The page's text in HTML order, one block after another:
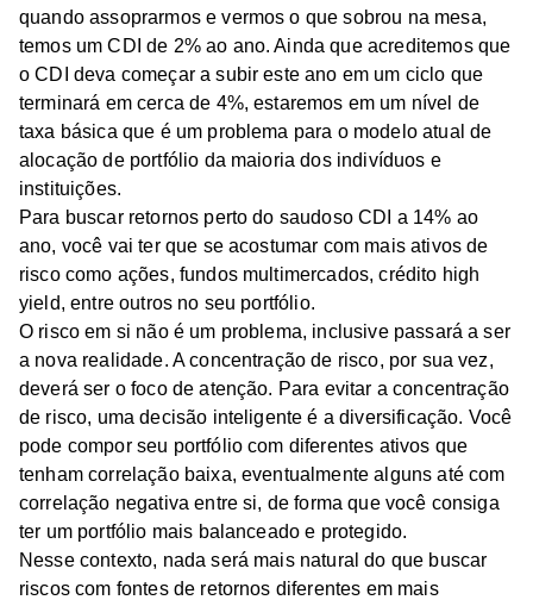
quando assoprarmos e vermos o que sobrou na mesa,
temos um CDI de 2% ao ano. Ainda que acreditemos que
o CDI deva começar a subir este ano em um ciclo que
terminará em cerca de 4%, estaremos em um nível de
taxa básica que é um problema para o modelo atual de
alocação de portfólio da maioria dos indivíduos e
instituições.
Para buscar retornos perto do saudoso CDI a 14% ao
ano, você vai ter que se acostumar com mais ativos de
risco como ações, fundos multimercados, crédito high
yield, entre outros no seu portfólio.
O risco em si não é um problema, inclusive passará a ser
a nova realidade. A concentração de risco, por sua vez,
deverá ser o foco de atenção. Para evitar a concentração
de risco, uma decisão inteligente é a diversificação. Você
pode compor seu portfólio com diferentes ativos que
tenham correlação baixa, eventualmente alguns até com
correlação negativa entre si, de forma que você consiga
ter um portfólio mais balanceado e protegido.
Nesse contexto, nada será mais natural do que buscar
riscos com fontes de retornos diferentes em mais